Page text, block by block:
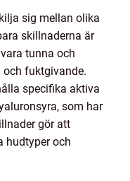
sig mellan olika
skillnaderna är
tunna och
och fuktgivande.
specifika aktiva
som har
gör att
hudtyper och